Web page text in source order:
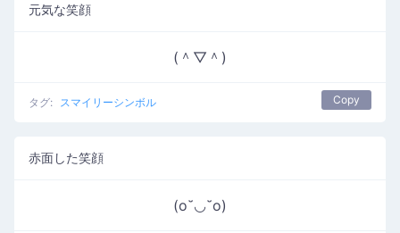
元気な笑顔
(＾▽＾)
タグ: スマイリーシンボル Copy
赤面した笑顔
(o˘◡˘o)